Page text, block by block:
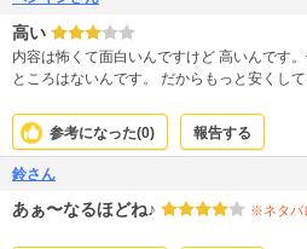
高い
内容は怖くて面白いんですけど 高いんです
ところはないんです。 だからもっと安くし
参考になった(0) 報告する
鈴さん
あぁ〜なるほどね♪ ※ネタバ